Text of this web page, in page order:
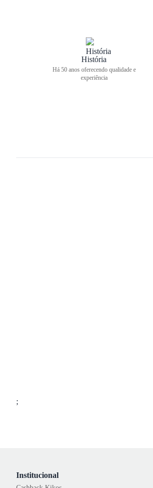
História
Há 50 anos oferecendo qualidade e
experiência
;
Institucional